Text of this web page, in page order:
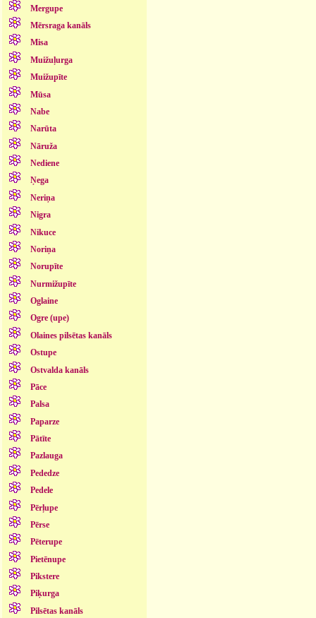
Mergupe
Mērsraga kanāls
Misa
Muižuļurga
Muižupīte
Mūsa
Nabe
Narūta
Nāruža
Nediene
Ņega
Neriņa
Nigra
Nikuce
Noriņa
Norupīte
Nurmižupīte
Oglaine
Ogre (upe)
Olaines pilsētas kanāls
Ostupe
Ostvalda kanāls
Pāce
Palsa
Paparze
Pātīte
Pazlauga
Pededze
Pedele
Pērļupe
Pērse
Pēterupe
Pietēnupe
Pikstere
Piķurga
Pilsētas kanāls